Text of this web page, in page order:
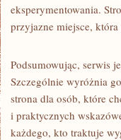
eksperymentowania.
przyjazne miejsce,
Podsumowując, serwis
Szczególnie wyróżnia
strona dla osób, które
i praktycznych
każdego, kto traktuje